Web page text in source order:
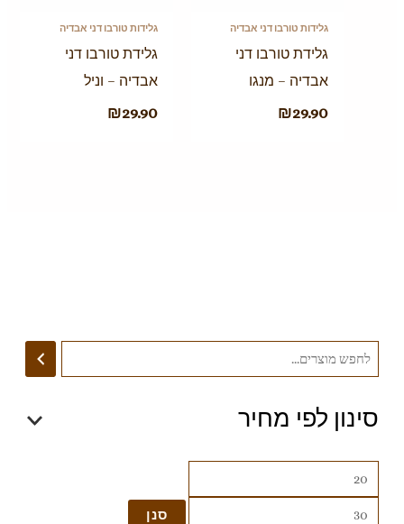
סינון לפי מחיר
סנן
גלידות טורבו דני אבדיה
גלידת טורבו דני
אבדיה – מנגו
₪29.90
גלידות טורבו דני אבדיה
גלידת טורבו דני
אבדיה – וניל
₪29.90